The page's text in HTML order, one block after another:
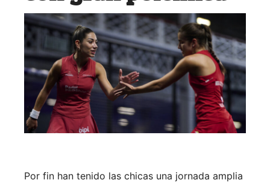
Por fin han tenido las chicas una jornada amplia